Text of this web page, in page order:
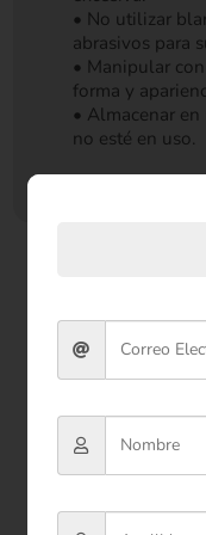
• No utilizar
abrasivos para
• Manipular
forma y
• Almacenar
no esté en uso.